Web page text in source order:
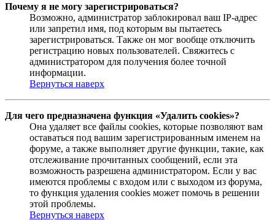
Почему я не могу зарегистрироваться?
Возможно, администратор заблокировал ваш IP-адрес
или запретил имя, под которым вы пытаетесь
зарегистрироваться. Также он мог вообще отключить
регистрацию новых пользователей. Свяжитесь с
администратором для получения более точной
информации.
Вернуться наверх
Для чего предназначена функция «Удалить cookies»?
Она удаляет все файлы cookies, которые позволяют вам
оставаться под вашим зарегистрированным именем на
форуме, а также выполняет другие функции, такие, как
отслеживание прочитанных сообщений, если эта
возможность разрешена администратором. Если у вас
имеются проблемы с входом или с выходом из форума,
то функция удаления cookies может помочь в решении
этой проблемы.
Вернуться наверх